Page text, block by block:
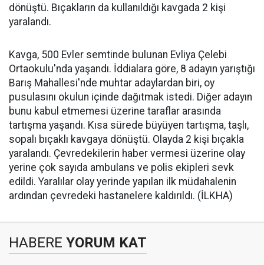
dönüştü. Bıçakların da kullanıldığı kavgada 2 kişi
yaralandı.
Kavga, 500 Evler semtinde bulunan Evliya Çelebi
Ortaokulu'nda yaşandı. İddialara göre, 8 adayın yarıştığı
Barış Mahallesi'nde muhtar adaylardan biri, oy
pusulasını okulun içinde dağıtmak istedi. Diğer adayın
bunu kabul etmemesi üzerine taraflar arasında
tartışma yaşandı. Kısa sürede büyüyen tartışma, taşlı,
sopalı bıçaklı kavgaya dönüştü. Olayda 2 kişi bıçakla
yaralandı. Çevredekilerin haber vermesi üzerine olay
yerine çok sayıda ambulans ve polis ekipleri sevk
edildi. Yaralılar olay yerinde yapılan ilk müdahalenin
ardından çevredeki hastanelere kaldırıldı. (İLKHA)
HABERE YORUM KAT